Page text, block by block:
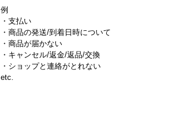
例
・支払い
・商品の発送/到着日時について
・商品が届かない
・キャンセル/返金/返品/交換
・ショップと連絡がとれない
etc.